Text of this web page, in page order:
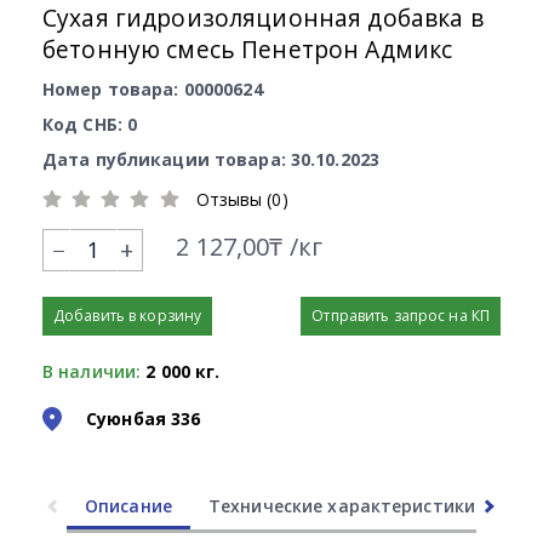
Сухая гидроизоляционная добавка в
бетонную смесь Пенетрон Адмикс
Номер товара: 00000624
Код СНБ: 0
Дата публикации товара: 30.10.2023
Отзывы (0)
+ 2 127,00₸ /кг
Добавить в корзину Отправить запрос на КП
В наличии: 2 000 кг.
Суюнбая 336
Описание Технические характеристики